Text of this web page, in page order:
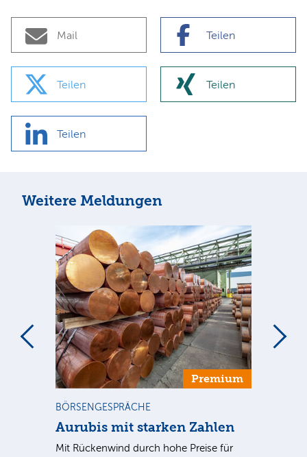
Mail Teilen
Teilen Teilen
Teilen
Weitere Meldungen
Premium
BÖRSENGESPRÄCHE
Aurubis mit starken Zahlen
Mit Rückenwind durch hohe Preise für